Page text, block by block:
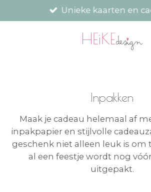
direct
Unieke kaarten en
Inpakken
Maak je cadeau helemaal af
inpakpapier en stijlvolle
geschenk niet alleen leuk is om
al een feestje wordt nog
uitgepakt.